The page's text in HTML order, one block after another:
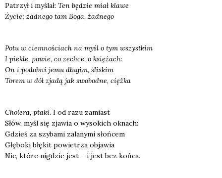
Patrzył i myślał: Ten będzie miał kla­we
Życie; żad­ne­go tam Boga, żad­ne­go
Potu w ciem­no­ściach na myśl o tym wszyst­kim
I pie­kle, powie, co zechce, o księ­żach:
On i podob­ni jemu dłu­gim, śli­skim
Torem w dół zja­dą jak swo­bod­ne, cięż­ka
Cho­le­ra, pta­ki. I od razu zamiast
Słów, myśl się zja­wia o wyso­kich oknach:
Gdzieś za szy­ba­mi zala­ny­mi słoń­cem
Głę­bo­ki błę­kit powie­trza obja­wia
Nic, któ­re nigdzie jest – i jest bez koń­ca.